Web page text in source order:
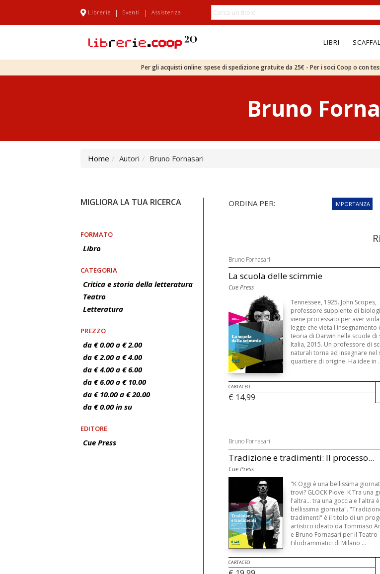
Librerie | Eventi | Assistenza
LIBRI
Per gli acquisti online: spese di spedizione gratuite da 25€ - Per i soci Coop o con
Bruno
Home Autori Bruno Fornasari
MIGLIORA LA TUA RICERCA
FORMATO
Libro
CATEGORIA
Critica e storia della letteratura
Teatro
Letteratura
PREZZO
da € 0.00 a € 2.00
da € 2.00 a € 4.00
da € 4.00 a € 6.00
da € 6.00 a € 10.00
da € 10.00 a € 20.00
da € 0.00 in su
EDITORE
Cue Press
ORDINA PER: IMPORTANZA
Bruno Fornasari
La scuola delle scimmie
Cue Press
Tennessee, 1925. John Scopes,
professore supplente di
viene processato per aver
legge che vieta l'insegnamento
teoria di Darwin nelle scuole di
Italia, 2015. Un professore di
naturali torna ad insegnare nel
quartiere di origine. Ha idee in
CARTACEO
€ 14,99
Bruno Fornasari
Tradizione e tradimenti: Il processo...
Cue Press
"K Oggi è una bellissima
trovi? GLOCK Piove. K Tra una
l'altra... tra una goccia e l'altra
bellissima giornata".
tradimenti" è il titolo di un
artistico ideato da Tommaso
e Bruno Fornasari per il Teatro
Filodrammatici di Milano ...
CARTACEO